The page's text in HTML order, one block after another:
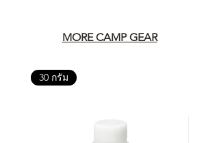
MORE CAMP GEAR
30 กรัม